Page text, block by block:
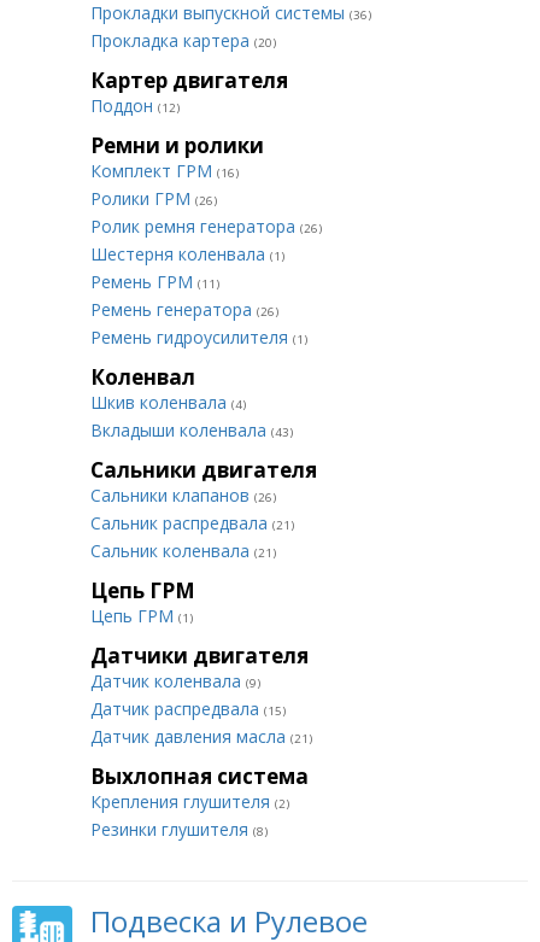
Прокладки выпускной системы (36)
Прокладка картера (20)
Картер двигателя
Поддон (12)
Ремни и ролики
Комплект ГРМ (16)
Ролики ГРМ (26)
Ролик ремня генератора (26)
Шестерня коленвала (1)
Ремень ГРМ (11)
Ремень генератора (26)
Ремень гидроусилителя (1)
Коленвал
Шкив коленвала (4)
Вкладыши коленвала (43)
Сальники двигателя
Сальники клапанов (26)
Сальник распредвала (21)
Сальник коленвала (21)
Цепь ГРМ
Цепь ГРМ (1)
Датчики двигателя
Датчик коленвала (9)
Датчик распредвала (15)
Датчик давления масла (21)
Выхлопная система
Крепления глушителя (2)
Резинки глушителя (8)
Подвеска и Рулевое